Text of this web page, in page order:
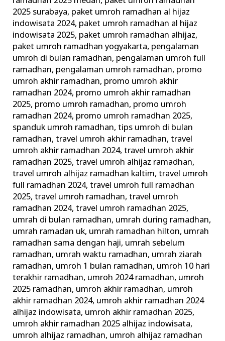
2025 surabaya, paket umroh ramadhan al hijaz
indowisata 2024, paket umroh ramadhan al hijaz
indowisata 2025, paket umroh ramadhan alhijaz,
paket umroh ramadhan yogyakarta, pengalaman
umroh di bulan ramadhan, pengalaman umroh full
ramadhan, pengalaman umroh ramadhan, promo
umroh akhir ramadhan, promo umroh akhir
ramadhan 2024, promo umroh akhir ramadhan
2025, promo umroh ramadhan, promo umroh
ramadhan 2024, promo umroh ramadhan 2025,
spanduk umroh ramadhan,tips umroh di bulan
ramadhan,travel umroh akhir ramadhan,travel
umroh akhir ramadhan 2024,travel umroh akhir
ramadhan 2025,travel umroh alhijaz ramadhan,
travel umroh alhijaz ramadhan kaltim,travel umroh
full ramadhan 2024,travel umroh full ramadhan
2025,travel umroh ramadhan,travel umroh
ramadhan 2024,travel umroh ramadhan 2025,
umrah di bulan ramadhan, umrah during ramadhan,
umrah ramadan uk, umrah ramadhan hilton, umrah
ramadhan sama dengan haji, umrah sebelum
ramadhan, umrah waktu ramadhan, umrah ziarah
ramadhan, umroh 1 bulan ramadhan, umroh 10 hari
terakhir ramadhan, umroh 2024 ramadhan, umroh
2025 ramadhan, umroh akhir ramadhan, umroh
akhir ramadhan 2024, umroh akhir ramadhan 2024
alhijaz indowisata, umroh akhir ramadhan 2025,
umroh akhir ramadhan 2025 alhijaz indowisata,
umroh alhijaz ramadhan, umroh alhijaz ramadhan